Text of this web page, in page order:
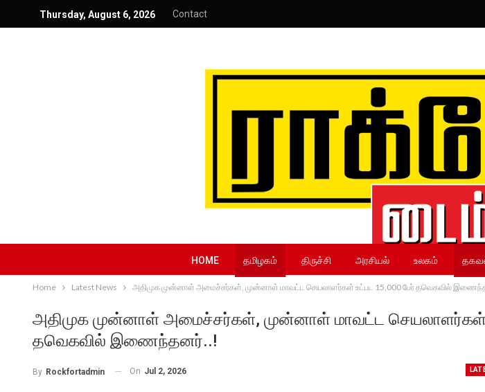
Thursday, August 6, 2026 Contact
HOME தமிழகம் திருச்சி அரசியல் உலகம்
Home Latest News அதிமுக முன்னாள் அமைச்சர்கள், முன்னாள் மாவட்ட செயலாளர்கள் உட்பட 15,000 பேர் தவெகவில்
அதிமுக முன்னாள் அமைச்சர்கள், முன்னாள் மாவட்ட செயலாளர்கள்
தவெகவில் இணைந்தனர்..!
By Rockfortadmin On Jul 2, 2026